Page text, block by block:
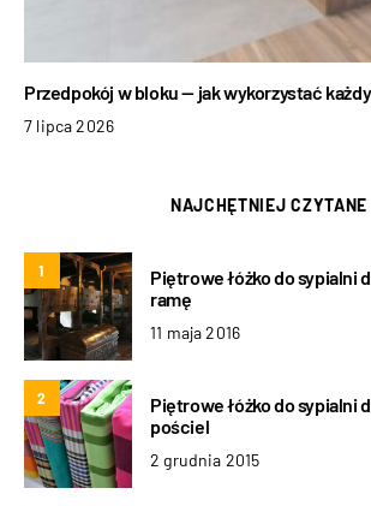
Przedpokój w bloku — jak wykorzystać
7 lipca 2026
NAJCHĘTNIEJ CZYTANE
1
Piętrowe łóżko do sypialni
ramę
11 maja 2016
2
Piętrowe łóżko do sypialni
pościel
2 grudnia 2015